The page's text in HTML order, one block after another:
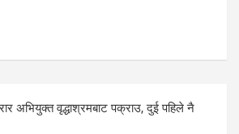
अभियुक्त वृद्धाश्रमबाट पक्राउ, दुई पहिले नै